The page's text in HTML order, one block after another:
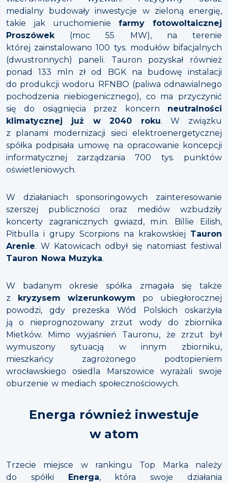
medialny budowały inwestycje w zieloną energię,
takie jak uruchomienie farmy fotowoltaicznej
Proszówek(moc 55 MW), na terenie
której zainstalowano 100 tys. modułów bifacjalnych
(dwustronnych) paneli. Tauron pozyskał również
ponad 133 mln zł od BGK na budowę instalacji
do produkcji wodoru RFNBO (paliwa odnawialnego
pochodzenia niebiogenicznego), co ma przyczynić
się do osiągnięcia przez koncern neutralności
klimatycznej już w 2040 roku. W związku
z planami modernizacji sieci elektroenergetycznej
spółka podpisała umowę na opracowanie koncepcji
informatycznej zarządzania 700 tys. punktów
oświetleniowych.
W działaniach sponsoringowych zainteresowanie
szerszej publiczności oraz mediów wzbudziły
koncerty zagranicznych gwiazd, m.in. Billie Eilish,
Pitbulla i grupy Scorpions na krakowskiej Tauron
Arenie. W Katowicach odbył się natomiast festiwal
Tauron Nowa Muzyka.
W badanym okresie spółka zmagała się także
z kryzysem wizerunkowym po ubiegłorocznej
powodzi, gdy prezeska Wód Polskich oskarżyła
ją o nieprognozowany zrzut wody do zbiornika
Mietków. Mimo wyjaśnień Tauronu, że zrzut był
wymuszony sytuacją w innym zbiorniku,
mieszkańcy zagrożonego podtopieniem
wrocławskiego osiedla Marszowice wyrażali swoje
oburzenie w mediach społecznościowych.
Energa również inwestuje
w atom
Trzecie miejsce w rankingu Top Marka należy
do spółki Energa, która swoje działania